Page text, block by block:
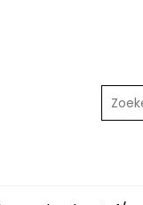
Zoeken